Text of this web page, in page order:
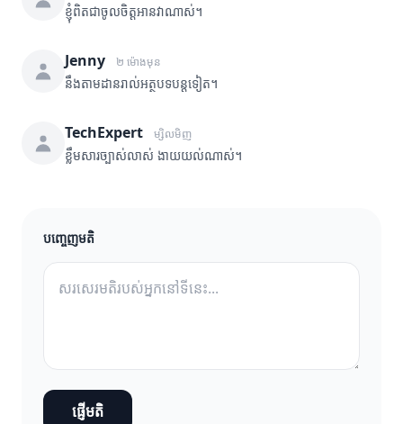
ខ្ញុំពិតជាចូលចិត្តអានវាណាស់។
Jenny ២ ម៉ោងមុន
នឹងតាមដានរាល់អត្ថបទបន្តទៀត។
TechExpert ម្សិលមិញ
ខ្លឹមសារច្បាស់លាស់ ងាយយល់ណាស់។
បញ្ចេញមតិ
ផ្ញើមតិ